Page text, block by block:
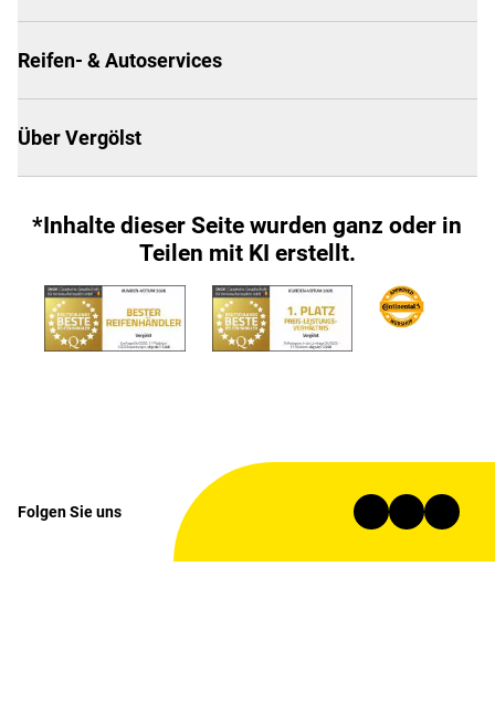
Reifen- & Autoservices
Über Vergölst
*Inhalte dieser Seite wurden ganz oder in
Teilen mit KI erstellt.
Folgen Sie uns